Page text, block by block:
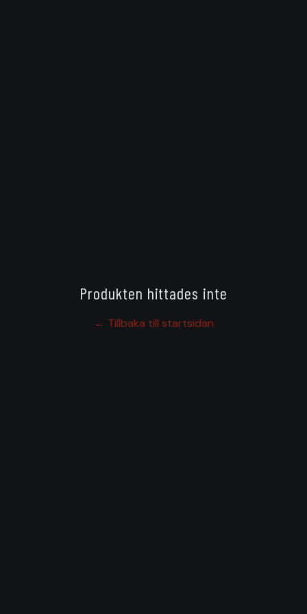
Produkten hittades inte
← Tillbaka till startsidan